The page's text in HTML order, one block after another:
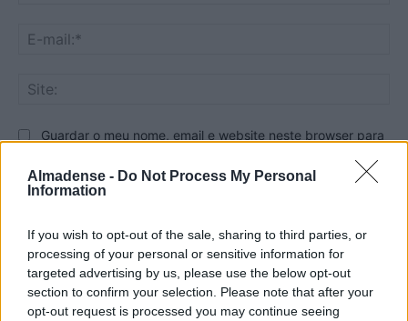
Almadense - Do Not Process My Personal
Information
If you wish to opt-out of the sale, sharing to third parties, or
processing of your personal or sensitive information for
targeted advertising by us, please use the below opt-out
section to confirm your selection. Please note that after your
opt-out request is processed you may continue seeing
Guardar o meu nome, email e website neste browser para